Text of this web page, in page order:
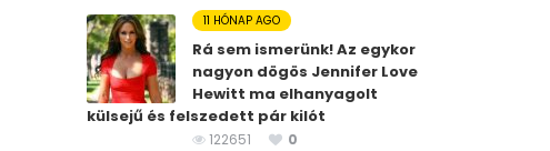
11 HÓNAP AGO
Rá sem ismerünk! Az egykor
nagyon dögös Jennifer Love
Hewitt ma elhanyagolt
külsejű és felszedett pár kilót
122651
0